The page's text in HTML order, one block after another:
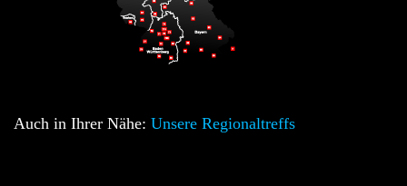
Auch in Ihrer Nähe: Unsere Regionaltreffs